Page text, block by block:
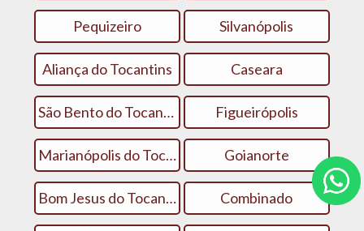
Pequizeiro Silvanópolis
Aliança do Tocantins Caseara
São Bento do Tocantins Figueirópolis
Marianópolis do Tocantins Goianorte
Bom Jesus do Tocantins Combinado